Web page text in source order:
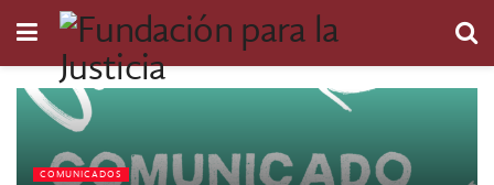
COMUNICADOS